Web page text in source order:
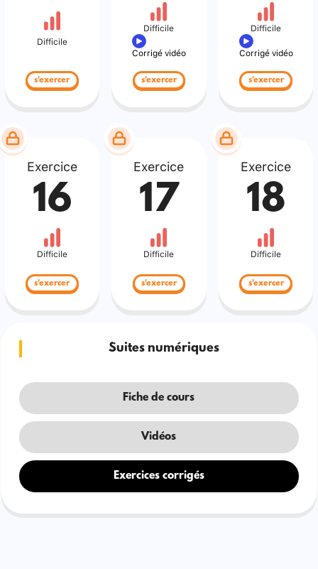
Difficile
s'exercer
Difficile
Corrigé vidéo
s'exercer
Difficile
Corrigé vidéo
s'exercer
Exercice
16
Difficile
s'exercer
Exercice
17
Difficile
s'exercer
Exercice
18
Difficile
s'exercer
Suites numériques
Fiche de cours
Vidéos
Exercices corrigés